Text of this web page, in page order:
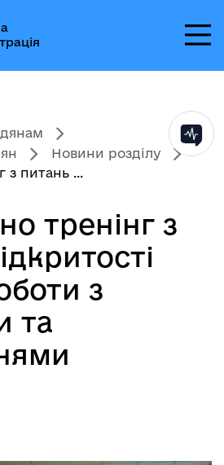
Новини розділу
з питань ...
тренінг з
з
та